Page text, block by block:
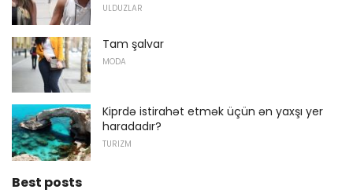
ULDUZLAR
Tam şalvar
MODA
Kiprdə istirahət etmək üçün ən yaxşı yer
haradadır?
TURIZM
Best posts